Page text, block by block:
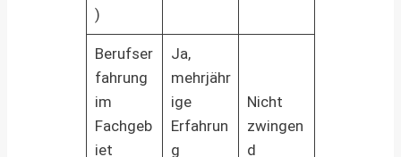
)
Berufser
fahrung
im
Fachgeb
iet
Ja,
mehrjähr
ige
Erfahrun
g
Nicht
zwingen
d